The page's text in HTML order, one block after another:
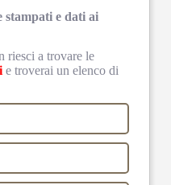
stampati e dati ai
riesci a trovare le
e troverai un elenco di